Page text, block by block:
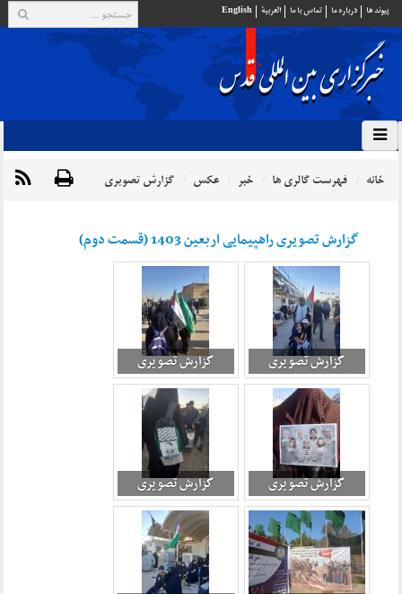
پيوند ها درباره ما تماس با ما العربية English
خانه فهرست گالری ها خبر عکس گزارش تصویری
گزارش تصویری راهپیمایی اربعین 1403 (قسمت دوم)
گزارش تصویری
راهپیمایی اربعین
1403 (قسمت دوم) 4
گزارش تصویری
راهپیمایی اربعین
1403 (قسمت دوم) 7
گزارش تصویری
راهپیمایی اربعین
1403 (قسمت دوم) 5
گزارش تصویری
راهپیمایی اربعین
1403 (قسمت دوم) 2